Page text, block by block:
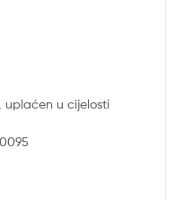
uplaćen u cijelosti